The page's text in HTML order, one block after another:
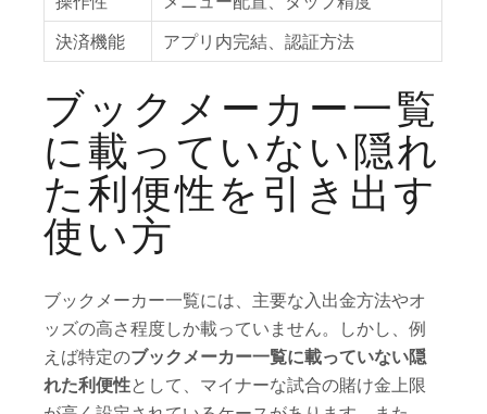
決済機能
アプリ内完結、認証方法
ブックメーカー一覧
に載っていない隠れ
た利便性を引き出す
使い方
ブックメーカー一覧には、主要な入出金方法やオ
ッズの高さ程度しか載っていません。しかし、例
えば特定のブックメーカー一覧に載っていない隠
れた利便性として、マイナーな試合の賭け金上限